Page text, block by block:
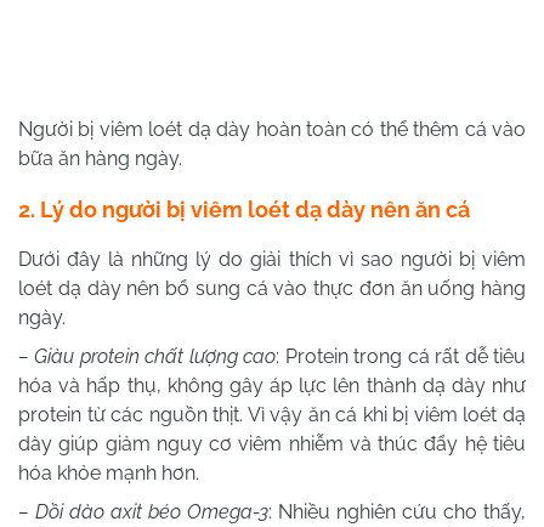
Người bị viêm loét dạ dày hoàn toàn có thể thêm cá vào
bữa ăn hàng ngày.
2. Lý do người bị viêm loét dạ dày nên ăn cá
Dưới đây là những lý do giải thích vì sao người bị viêm
loét dạ dày nên bổ sung cá vào thực đơn ăn uống hàng
ngày.
– Giàu protein chất lượng cao: Protein trong cá rất dễ tiêu
hóa và hấp thụ, không gây áp lực lên thành dạ dày như
protein từ các nguồn thịt. Vì vậy ăn cá khi bị viêm loét dạ
dày giúp giảm nguy cơ viêm nhiễm và thúc đẩy hệ tiêu
hóa khỏe mạnh hơn.
– Dồi dào axit béo Omega-3: Nhiều nghiên cứu cho thấy,